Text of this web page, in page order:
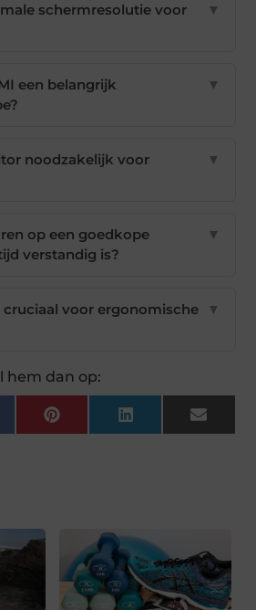
schermresolutie voor
▼
een belangrijk
▼
noodzakelijk voor
▼
op een goedkope
verstandig is?
▼
voor ergonomische
▼
hem dan op:
Pinterest LinkedIn Email